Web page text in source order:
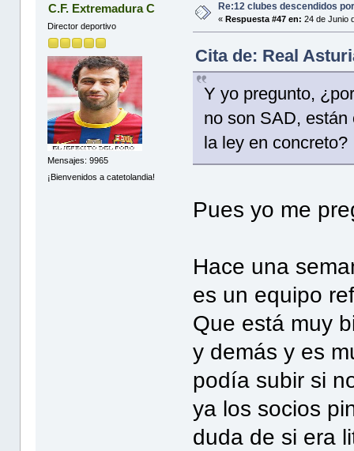
C.F. Extremadura C
Director deportivo
Mensajes: 9965
¡Bienvenidos a catetolandia!
Re:12 clubes descendidos
« Respuesta #47 en: 24 de Junio
Cita de: Real
Y yo pregunto,
no son SAD,
la ley en concreto?
Pues yo me
Hace una
es un equipo
Que está muy
y demás y es
podía subir si
ya los socios
duda de si era